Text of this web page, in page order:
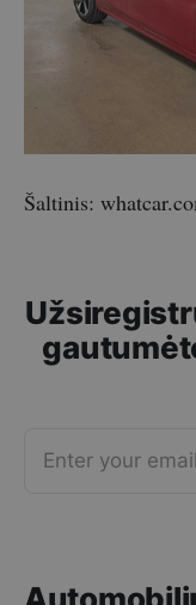
Šaltinis:
Enter your email